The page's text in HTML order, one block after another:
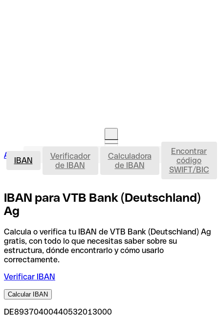
Acceso clientesAbrir cuenta IBAN
IBAN
Verificador
de IBAN
Calculadora
de IBAN
Encontrar
código
SWIFT/BIC
IBAN para VTB Bank (Deutschland)
Ag
Calcula o verifica tu IBAN de VTB Bank (Deutschland) Ag
gratis, con todo lo que necesitas saber sobre su
estructura, dónde encontrarlo y cómo usarlo
correctamente.
Verificar IBAN
Calcular IBAN
DE89370400440532013000